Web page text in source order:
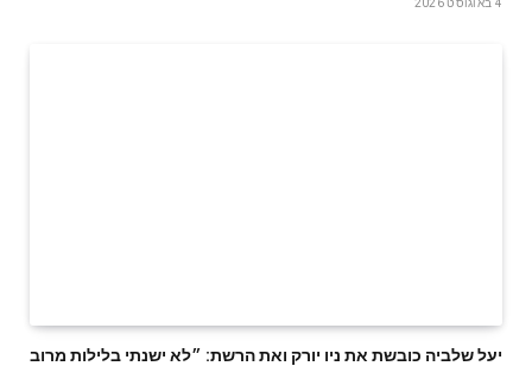
4 באוגוסט 2026
יעל שלביה כובשת את ניו יורק ואת הרשת: ״לא ישנתי בלילות מרוב